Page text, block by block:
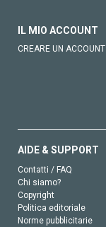
IL MIO ACCOUNT
CREARE UN ACCOUNT
AIDE & SUPPORT
Contatti / FAQ
Chi siamo?
Copyright
Politica editoriale
Norme pubblicitarie